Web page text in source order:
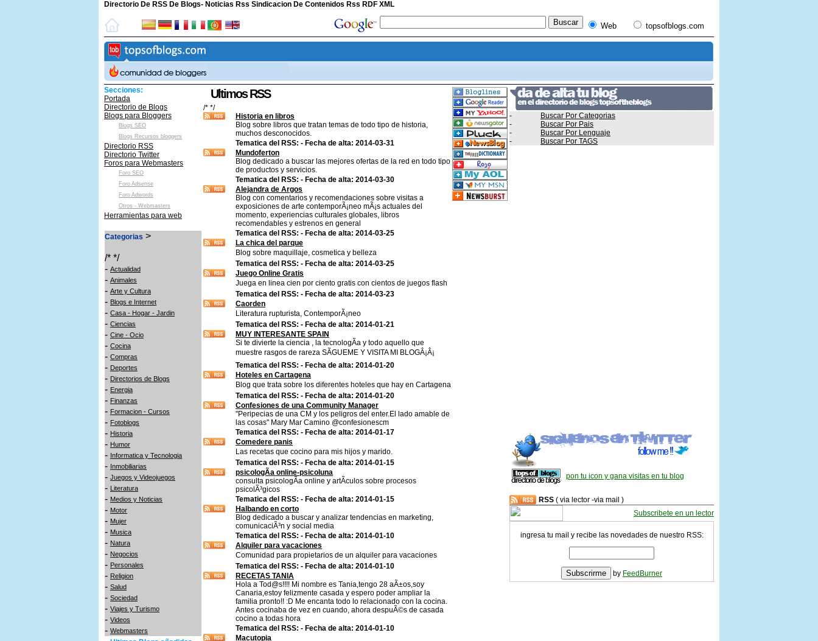
Directorio De RSS De Blogs- Noticias Rss Sindicacion De Contenidos Rss RDF XML
Web topsofblogs.com
Secciones:
Portada
Directorio de Blogs
Blogs para Bloggers
Blogs SEO
Blogs Recursos bloggers
Directorio RSS
Directorio Twitter
Foros para Webmasters
Foro SEO
Foro Adsense
Foro Adwords
Otros - Webmasters
Herramientas para web
Categorias >
/* */
- Actualidad
- Animales
- Arte y Cultura
- Blogs e Internet
- Casa - Hogar - Jardin
- Ciencias
- Cine - Ocio
- Cocina
- Compras
- Deportes
- Directorios de Blogs
- Energia
- Finanzas
- Formacion - Cursos
- Fotoblogs
- Historia
- Humor
- Informatica y Tecnologia
- Inmobiliarias
- Juegos y Videojuegos
- Literatura
- Medios y Noticias
- Motor
- Mujer
- Musica
- Natura
- Negocios
- Personales
- Religion
- Salud
- Sociedad
- Viajes y Turismo
- Videos
- Webmasters
Ultimos RSS
/* */
Historia en libros
Blog sobre libros que tratan temas de todo tipo de historia,
muchos desconocidos.
Tematica del RSS: - Fecha de alta: 2014-03-31
Mundoferton
Blog dedicado a buscar las mejores ofertas de la red en todo tipo
de productos y servicios.
Tematica del RSS: - Fecha de alta: 2014-03-30
Alejandra de Argos
Blog con comentarios y recomendaciones sobre visitas a
exposiciones de arte contemporÃ¡neo mÃ¡s actuales del
momento, experiencias culturales globales, libros
recomendables y estrenos en general
Tematica del RSS: - Fecha de alta: 2014-03-25
La chica del parque
Blog sobre maquillaje, cosmetica y belleza
Tematica del RSS: - Fecha de alta: 2014-03-25
Juego Online Gratis
Juega en linea cien por ciento gratis con cientos de juegos flash
Tematica del RSS: - Fecha de alta: 2014-03-23
Caorden
Literatura rupturista, ContemporÃ¡neo
Tematica del RSS: - Fecha de alta: 2014-01-21
MUY INTERESANTE SPAIN
Si te divierte la ciencia , la tecnologÃ­a y todo aquello que
muestre rasgos de rareza SÃGUEME Y VISITA MI BLOGÂ¡Â¡
Tematica del RSS: - Fecha de alta: 2014-01-20
Hoteles en Cartagena
Blog que trata sobre los diferentes hoteles que hay en Cartagena
Tematica del RSS: - Fecha de alta: 2014-01-20
Confesiones de una Community Manager
"Peripecias de una CM y los peligros del enter.El lado amable de
las cosas" Mary Mar Camino @confesionescm
Tematica del RSS: - Fecha de alta: 2014-01-17
Comedere panis
Las recetas que cocino para mis hijos y marido.
Tematica del RSS: - Fecha de alta: 2014-01-15
psicologÃ­a online-psicoluna
consulta psicologÃ­a online y artÃ­culos sobre procesos
psicolÃ³gicos
Tematica del RSS: - Fecha de alta: 2014-01-15
Halbando en corto
Blog dedicado a buscar y analizar tendencias en marketing,
comunicaciÃ³n y social media
Tematica del RSS: - Fecha de alta: 2014-01-10
Alquiler para vacaciones
Comunidad para propietarios de un alquiler para vacaciones
Tematica del RSS: - Fecha de alta: 2014-01-10
RECETAS TANIA
Hola a Tod@s!!!! Mi nombre es Tania,tengo 28 aÃ±os,soy
Canaria,estoy felizmente casada y espero poder ampliar la
familia pronto!! :D Me encanta todo lo relacionado con la cocina.
Antes cocinaba de vez en cuando, ahora despuÃ©s de casada
cocino a todas hora
Tematica del RSS: - Fecha de alta: 2014-01-10
Macutopia
-
Buscar Por Categorias
-
Buscar Por Pais
-
Buscar Por Lenguaje
-
Buscar Por TAGS
pon tu icon y gana visitas en tu blog
RSS ( via lector -via mail )
Subscribete en un lector
ingresa tu mail y recibe las novedades de nuestro RSS:
by FeedBurner